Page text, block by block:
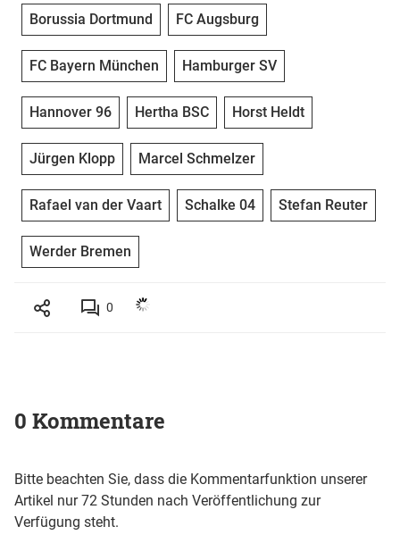
Borussia Dortmund FC Augsburg
FC Bayern München Hamburger SV
Hannover 96 Hertha BSC Horst Heldt
Jürgen Klopp Marcel Schmelzer
Rafael van der Vaart Schalke 04 Stefan Reuter
Werder Bremen
0
0 Kommentare
Bitte beachten Sie, dass die Kommentarfunktion unserer
Artikel nur 72 Stunden nach Veröffentlichung zur
Verfügung steht.